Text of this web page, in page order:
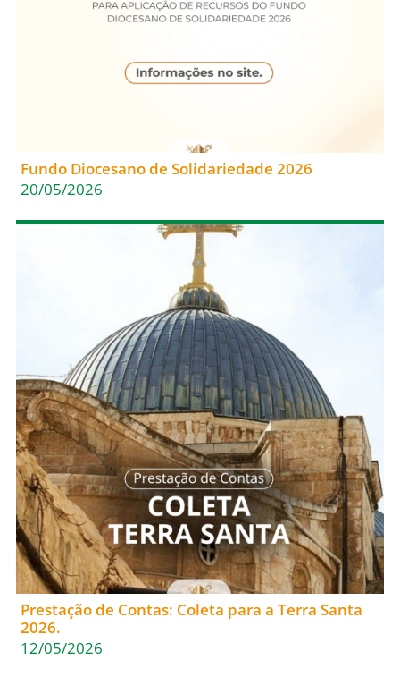
Fundo Diocesano de Solidariedade 2026
20/05/2026
Prestação de Contas: Coleta para a Terra Santa
2026.
12/05/2026